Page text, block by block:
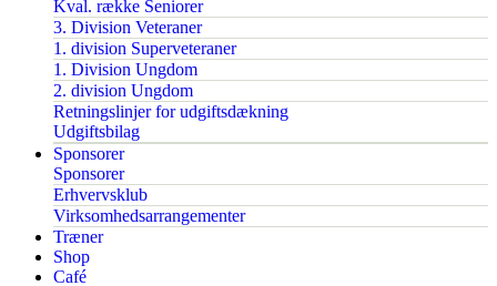
Kval. række Seniorer
3. Division Veteraner
1. division Superveteraner
1. Division Ungdom
2. division Ungdom
Retningslinjer for udgiftsdækning
Udgiftsbilag
Sponsorer
Sponsorer
Erhvervsklub
Virksomhedsarrangementer
Træner
Shop
Café